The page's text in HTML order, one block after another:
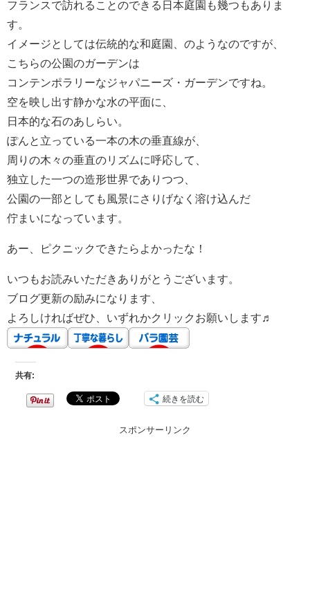
フランスで訪れることのできる日本庭園も幾つもありま
す。
イメージとしては伝統的な和庭園、のようなのですが、
こちらの公園のガーデンは
コンテンポラリーなジャパニーズ・ガーデンですね。
空を映し出す静かな水の平面に、
日本的な石のあしらい。
ぽんと立っている一本の木の垂直線が、
周りの木々の垂直のリズムに呼応して、
独立した一つの造形世界でありつつ、
公園の一部としても風景にさりげなく溶け込んだ
佇まいになっています。
あー、ピクニックできたらよかったな！
いつもお読みいただきありがとうございます。
ブログ更新の励みになります、
よろしければぜひ、いずれかクリックお願いします♬
共有:
続きを読む
スポンサーリンク